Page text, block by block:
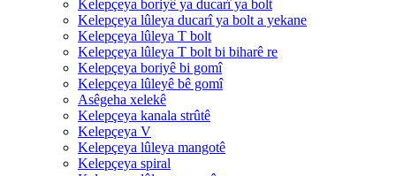
Kelepçeya boriyê ya ducarî ya bolt
Kelepçeya lûleya ducarî ya bolt a yekane
Kelepçeya lûleya T bolt
Kelepçeya lûleya T bolt bi biharê re
Kelepçeya boriyê bi gomî
Kelepçeya lûleyê bê gomî
Asêgeha xelekê
Kelepçeya kanala strûtê
Kelepçeya V
Kelepçeya lûleya mangotê
Kelepçeya spiral